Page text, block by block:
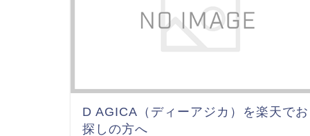
D AGICA（ディーアジカ）を楽天でお
探しの方へ